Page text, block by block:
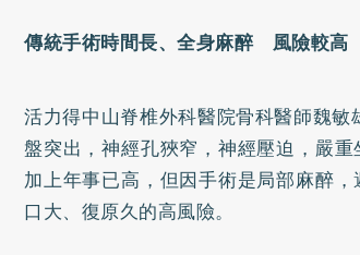
傳統手術時間長、全身麻醉 風險較高
活力得中山脊椎外科醫院骨科醫師魏
盤突出，神經孔狹窄，神經壓迫，嚴
加上年事已高，但因手術是局部麻醉
口大、復原久的高風險。